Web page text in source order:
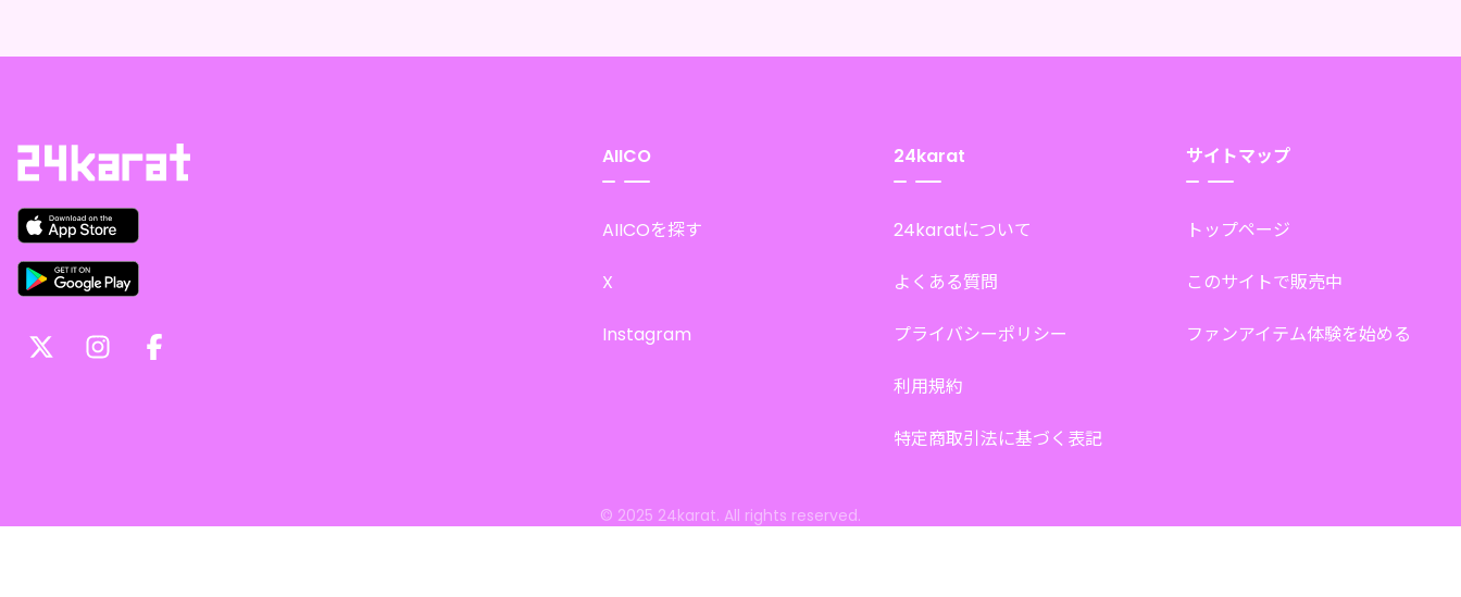
AIICO
AIICOを探す
X
Instagram
24karat
24karatについて
よくある質問
プライバシーポリシー
利用規約
特定商取引法に基づく表記
サイトマップ
トップページ
このサイトで販売中
ファンアイテム体験を始める
© 2025 24karat. All rights reserved.